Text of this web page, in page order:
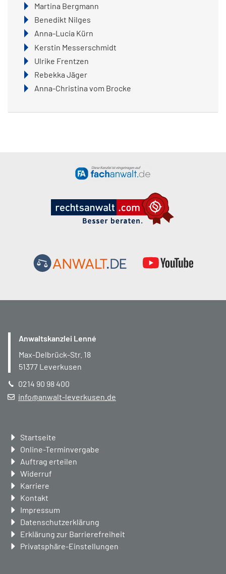
Martina Bergmann
Benedikt Nilges
Anna-Lucia Kürn
Kerstin Messerschmidt
Ulrike Frentzen
Rebekka Jäger
Anna-Christina vom Brocke
Anwaltskanzlei Lenné
Max-Delbrück-Str. 18
51377 Leverkusen
0214 90 98 400
info@anwalt-leverkusen.de
Navigation
überspringen
Startseite
Online-Terminvergabe
Auftrag erteilen
Widerruf
Karriere
Kontakt
Impressum
Datenschutzerklärung
Erklärung zur Barrierefreiheit
Privatsphäre-Einstellungen